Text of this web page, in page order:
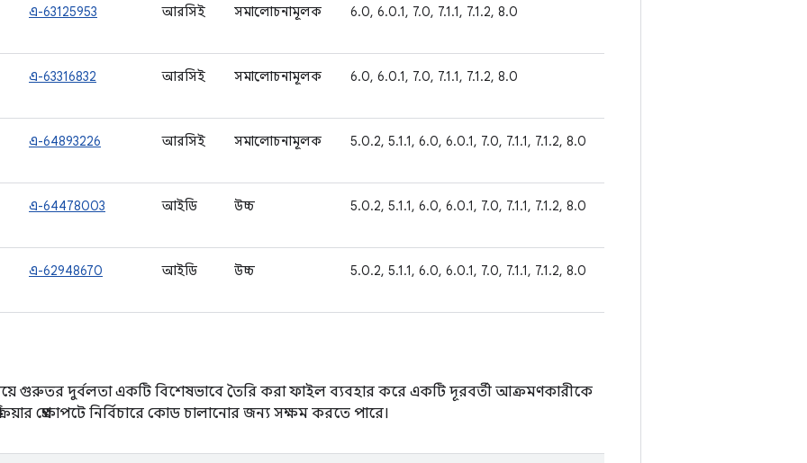
এ-63125953 আরসিই সমালোচনামূলক 6.0, 6.0.1, 7.0, 7.1.1, 7.1.2, 8.0
এ-63316832 আরসিই সমালোচনামূলক 6.0, 6.0.1, 7.0, 7.1.1, 7.1.2, 8.0
এ-64893226 আরসিই সমালোচনামূলক 5.0.2, 5.1.1, 6.0, 6.0.1, 7.0, 7.1.1, 7.1.2, 8.0
এ-64478003 আইডি উচ্চ 5.0.2, 5.1.1, 6.0, 6.0.1, 7.0, 7.1.1, 7.1.2, 8.0
এ-62948670 আইডি উচ্চ 5.0.2, 5.1.1, 6.0, 6.0.1, 7.0, 7.1.1, 7.1.2, 8.0
গুরুতর দুর্বলতা একটি বিশেষভাবে তৈরি করা ফাইল ব্যবহার করে একটি দূরবর্তী আক্রমণকারীকে
প্রেক্ষাপটে নির্বিচারে কোড চালানোর জন্য সক্ষম করতে পারে।